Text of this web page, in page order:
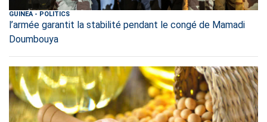
GUINEA- POLITICS
l’armée garantit la stabilité pendant le congé de Mamadi
Doumbouya